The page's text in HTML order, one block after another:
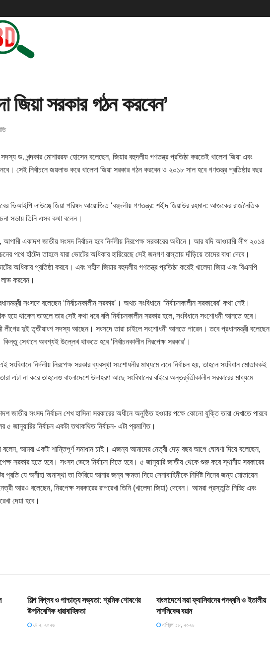
জিয়া সরকার গঠন করবেন’
সদস্য ড. খন্দকার মোশাররফ হোসেন বলেছেন, জিয়ারবহুদলীয় গণতন্ত্র প্রতিষ্ঠা করতেই খালেদা জিয়া এবং
সেই নির্বাচনে জয়লাভ করে খালেদা জিয়া সরকার গঠন করবেন ও ২০১৮ সাল হবে গণতন্ত্র প্রতিষ্ঠার বছর
ভিআইপি লাউঞ্জে জিয়া পরিষদ আয়োজিত ‘বহুদলীয় গণতন্ত্র: শহীদ জিয়াউর রহমান: আজকের রাজনৈতিক
সভায় তিনি এসব কথা বলেন।
আগামী একাদশ জাতীয় সংসদ নির্বাচন হবে নির্দলীয় নিরপেক্ষ সরকারের অধীনে। আর যদি আওয়ামী লীগ ২০১৪
পথে হাঁটেন তাহলে যারা ভোটের অধিকার হারিয়েছে সেই জনগণ রাস্তায় দাঁড়িয়ে তাদের বাধা দেবে।
অধিকার প্রতিষ্ঠা করবে। এবং শহীদ জিয়ার বহুদলীয় গণতন্ত্র প্রতিষ্ঠা করেই খালেদা জিয়া এবং বিএনপি
লাভ করবেন।
সংসদে বলেছেন ‘নির্বাচনকালীন সরকার’। অথচ সংবিধানে ‘নির্বাচনকালীন সরকারের’ কথা নেই।
হয়ে থাকেন তাহলে তার সেই কথা ধরে বলি নির্বাচনকালীন সরকার হলে, সংবিধানে সংশোধনী আনতে হবে।
দুই তৃতীয়াংশ সদস্য আছেন। সংসদে তারা চাইলে সংশোধনী আনতে পারেন। তবে প্রধানমন্ত্রী বলেছেন
কিন্তু সেখানে অবশ্যই উল্লেখ থাকতে হবে ‘নির্বাচনকালীন নিরপেক্ষ সরকার’।
নির্দলীয় নিরপেক্ষ সরকার ব্যবস্থা সংশোধনীর মাধ্যমে এনে নির্বাচন হয়, তাহলে সংবিধান মোতাবকই
এটা না করে তাহলেও বাংলাদেশে উদাহরণ আছে সংবিধানের বাইরে অন্তর্র্বতীকালীন সরকারের মাধ্যমে
জাতীয় সংসদ নির্বাচন শেখ হাসিনা সরকারের অধীনে অনুষ্ঠিত হওয়ার পক্ষে কোনো যুক্তি তারা দেখাতে পারবে
জানুয়ারির নির্বাচন একটা তথাকথিত নির্বাচন- এটা প্রমাণিত।
বলেন, আমরা একটা শান্তিপূর্ণ সমাধান চাই। এজন্য আমাদের নেত্রী দেড় বছর আগে ঘোষণা দিয়ে বলেছেন,
সরকার হতে হবে। সংসদ ভেঙ্গে নির্বাচন দিতে হবে। ৫ জানুয়ারি জাতীয় থেকে শুরু করে স্থানীয় সরকারের
প্রতি যে অনীহা অনাস্থা তা ফিরিয়ে আনার জন্য ক্ষমতা দিয়ে সেনাবাহিনীকে নির্দিষ্ট দিনের জন্য মোতায়েন
আরও বলেছেন, নিরপেক্ষ সরকারের রূপরেখা তিনি (খালেদা জিয়া) দেবেন। আমরা প্রস্তুতি নিচ্ছি এবং
দেয়া হবে।
শিল্প বিপ্লব ও পাশ্চাত্য সভ্যতা: শ্রমিক শোষণের
উপনিবেশিক ধারাবাহিকতা
মে ২, ২০২৬
বাংলাদেশে নয়া ফ্যাসিবাদের পদধ্বনি ও ইতালীয়
দার্শনিকের বয়ান
এপ্রিল ১৮, ২০২৬